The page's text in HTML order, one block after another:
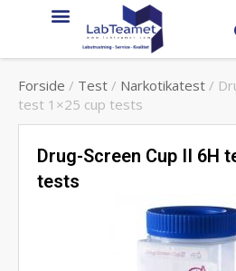
Forside / Test / Narkotikatest /
test 1×25 cup tests
Drug-Screen Cup II 6H
tests